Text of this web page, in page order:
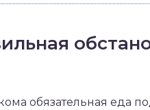
обязательная еда